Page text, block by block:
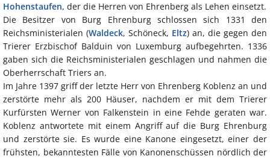
Hohenstaufen, der die Herren von Ehrenberg als Lehen einsetzt.
Die Besitzer von Burg Ehrenburg schlossen sich 1331 den
Reichsministerialen (Waldeck, Schöneck, Eltz) an, die gegen den
Trierer Erzbischof Balduin von Luxemburg aufbegehrten. 1336
gaben sich die Reichsministerialen geschlagen und nahmen die
Oberherrschaft Triers an.
Im Jahre 1397 griff der letzte Herr von Ehrenberg Koblenz an und
zerstörte mehr als 200 Häuser, nachdem er mit dem Trierer
Kurfürsten Werner von Falkenstein in eine Fehde geraten war.
Koblenz antwortete mit einem Angriff auf die Burg Ehrenburg
und zerstörte sie. Es wurde eine Kanone eingesetzt, einer der
frühsten, bekanntesten Fälle von Kanonenschüssen nördlich der